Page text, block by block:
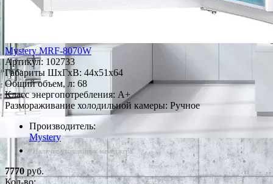
Mystery MRF-8070W
Артикул:102733
Габариты ШxГxВ: 44x51x64
Общий объем, л: 68
Класс энергопотребления: A+
Размораживание холодильной камеры: Ручное
Производитель:
Mystery
*Наличие уточняйте у менеджера
7770руб.
Кол-во: